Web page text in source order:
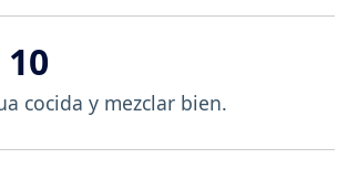
cocida y mezclar bien.